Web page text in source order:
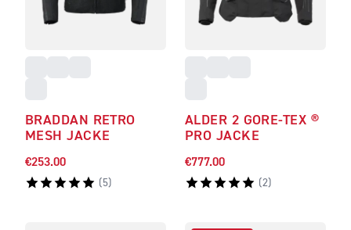
BRADDAN RETRO
MESH JACKE
€253.00
( 5)
ALDER 2 GORE‑TEX ®
PRO JACKE
€777.00
(2)